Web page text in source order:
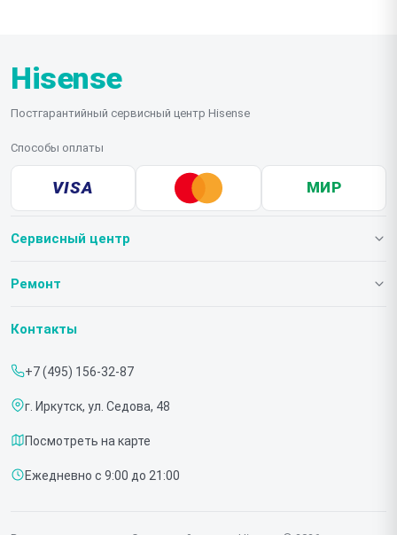
Hisense
Постгарантийный сервисный центр Hisense
Способы оплаты
VISA МИР
Сервисный центр
О нашем сервисе
Срочный ремонт
Доставка и способы оплаты
Диагностика
Контакты
Ремонт
Телевизоров
Контакты
+7 (495) 156-32-87
г. Иркутск, ул. Седова, 48
Посмотреть на карте
Ежедневно с 9:00 до 21:00